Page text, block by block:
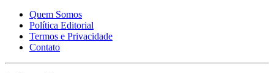
Quem Somos
Política Editorial
Termos e Privacidade
Contato